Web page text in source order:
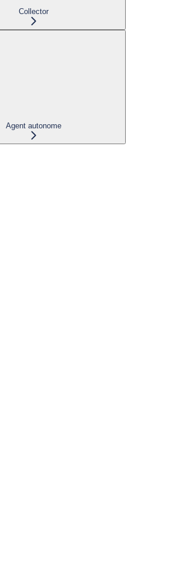
Collector
Agent autonome